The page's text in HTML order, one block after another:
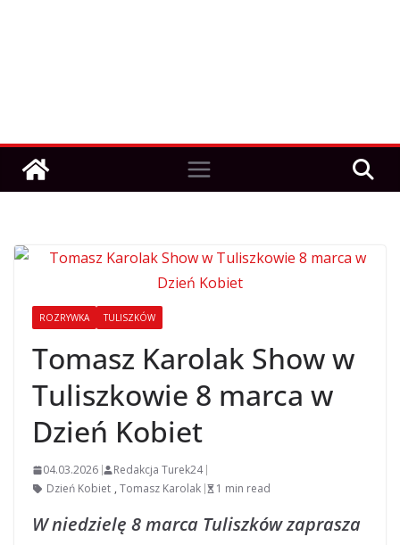
ROZRYWKA TULISZKÓW
Tomasz Karolak Show w
Tuliszkowie 8 marca w
Dzień Kobiet
04.03.2026
Redakcja Turek24
Dzień Kobiet , Tomasz Karolak 1 min read
W niedzielę 8 marca Tuliszków zaprasza